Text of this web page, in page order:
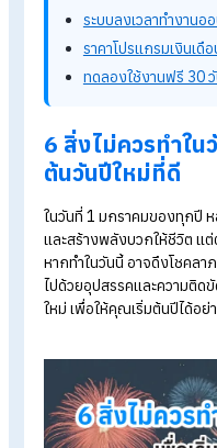
วันแรกของปีใหม่ ถือเ
ตั้งใจเปลี่ยนแปลงตัวเอ
ตั้งแต่ก้าวแรกของปี แ
บางอย่างที่ไม่ควรทำในวัน
ลาภ จิตใจ และพลังงาน
เลี่ยงเพื่อเปิดปีใหม่แบบปั
รู้จักโปรแกรม HR
โปรแกรมคำนวณ
ราคาโปรแกรมเ
ทดลองใช้งานฟรี